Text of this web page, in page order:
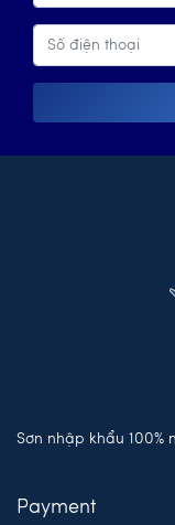
Sơn nhập khẩu 100%
Payment